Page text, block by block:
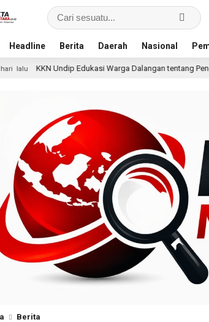
Headline Berita Daerah Nasional
Warga Dalangan tentang Pencegahan KDRT dan
Berita